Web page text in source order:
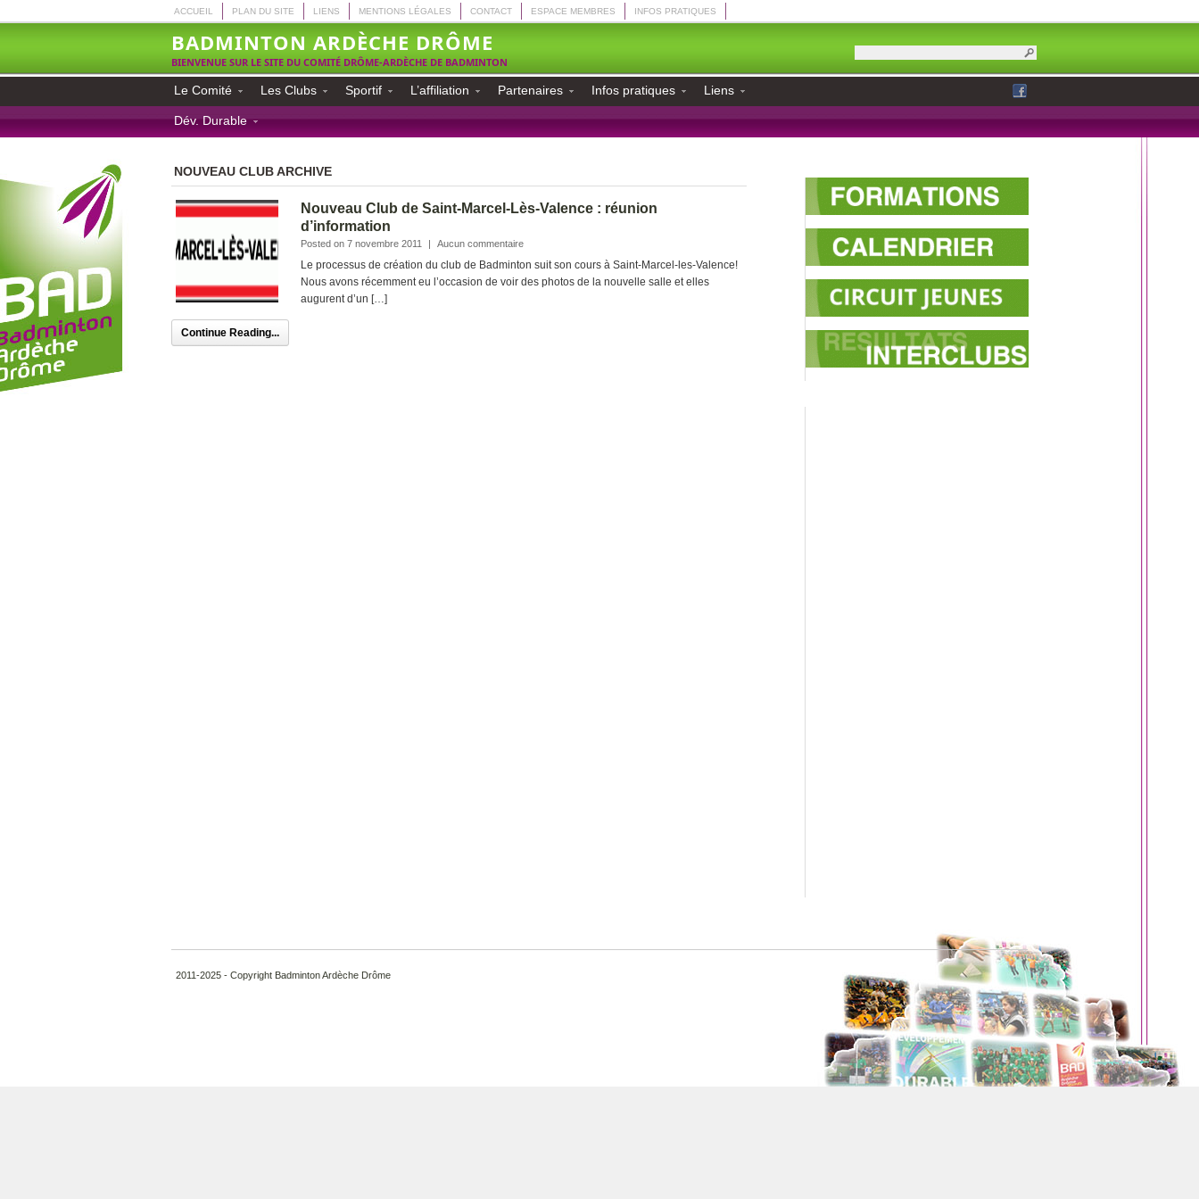
ACCUEIL PLAN DU SITE LIENS MENTIONS LÉGALES CONTACT ESPACE MEMBRES INFOS PRATIQUES
BADMINTON ARDÈCHE DRÔME
BIENVENUE SUR LE SITE DU COMITÉ DRÔME-ARDÈCHE DE BADMINTON
Le Comité Les Clubs Sportif L’affiliation Partenaires Infos pratiques Liens
Dév. Durable
NOUVEAU CLUB ARCHIVE
Nouveau Club de Saint-Marcel-Lès-Valence : réunion
d’information
Posted on 7 novembre 2011 | Aucun commentaire
Le processus de création du club de Badminton suit son cours à Saint-Marcel-les-Valence!
Nous avons récemment eu l’occasion de voir des photos de la nouvelle salle et elles
augurent d’un […]
Continue Reading...
2011-2025 - Copyright Badminton Ardèche Drôme